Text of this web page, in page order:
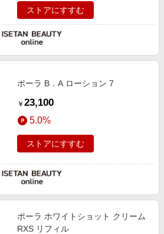
ストアにすすむ
ポーラ B．A ローション 7
￥ 23,100
5.0%
ストアにすすむ
ポーラ ホワイトショット クリーム
RXS リフィル